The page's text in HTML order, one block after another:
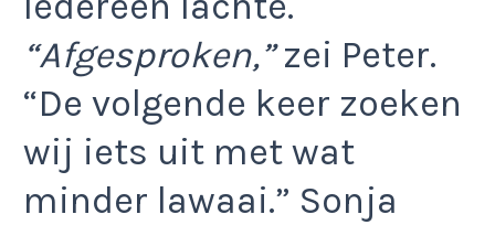
“Afgesproken,”zei Peter.
“De volgende keer zoeken
wij iets uit met wat
minder lawaai.” Sonja